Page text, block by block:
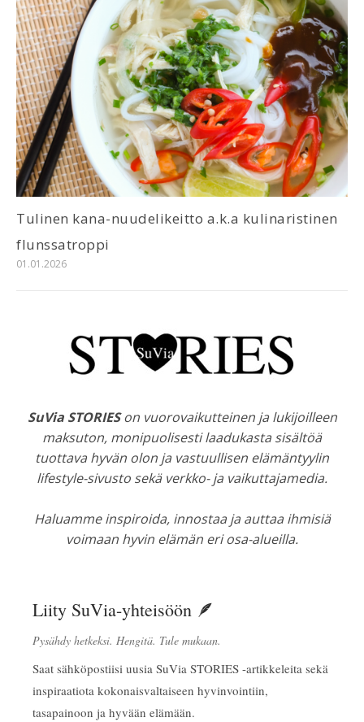
Tulinen kana-nuudelikeitto a.k.a kulinaristinen
flunssatroppi
01.01.2026
SuVia STORIESon vuorovaikutteinen ja lukijoilleen
maksuton, monipuolisesti laadukasta sisältöä
tuottava hyvän olon ja vastuullisen elämäntyylin
lifestyle-sivusto sekä verkko- ja vaikuttajamedia.
Haluamme inspiroida, innostaa ja auttaa ihmisiä
voimaan hyvin elämän eri osa-alueilla.
Liity SuVia-yhteisöön 🪶
Pysähdy hetkeksi. Hengitä. Tule mukaan.
Saat sähköpostiisi uusia SuVia STORIES -artikkeleita sekä
inspiraatiota kokonaisvaltaiseen hyvinvointiin,
tasapainoon ja hyvään elämään.